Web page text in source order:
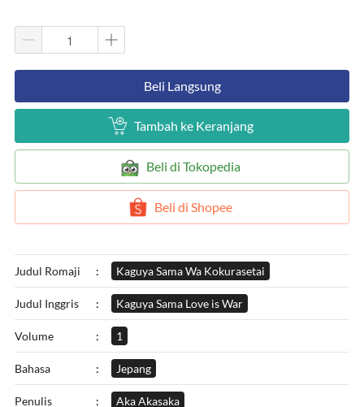
`Beli Langsung
` Tambah ke Keranjang
` Beli di Tokopedia
` Beli di Shopee
Judul Romaji : Kaguya Sama Wa Kokurasetai
Judul Inggris : Kaguya Sama Love is War
Volume : 1
Bahasa : Jepang
Penulis : Aka Akasaka